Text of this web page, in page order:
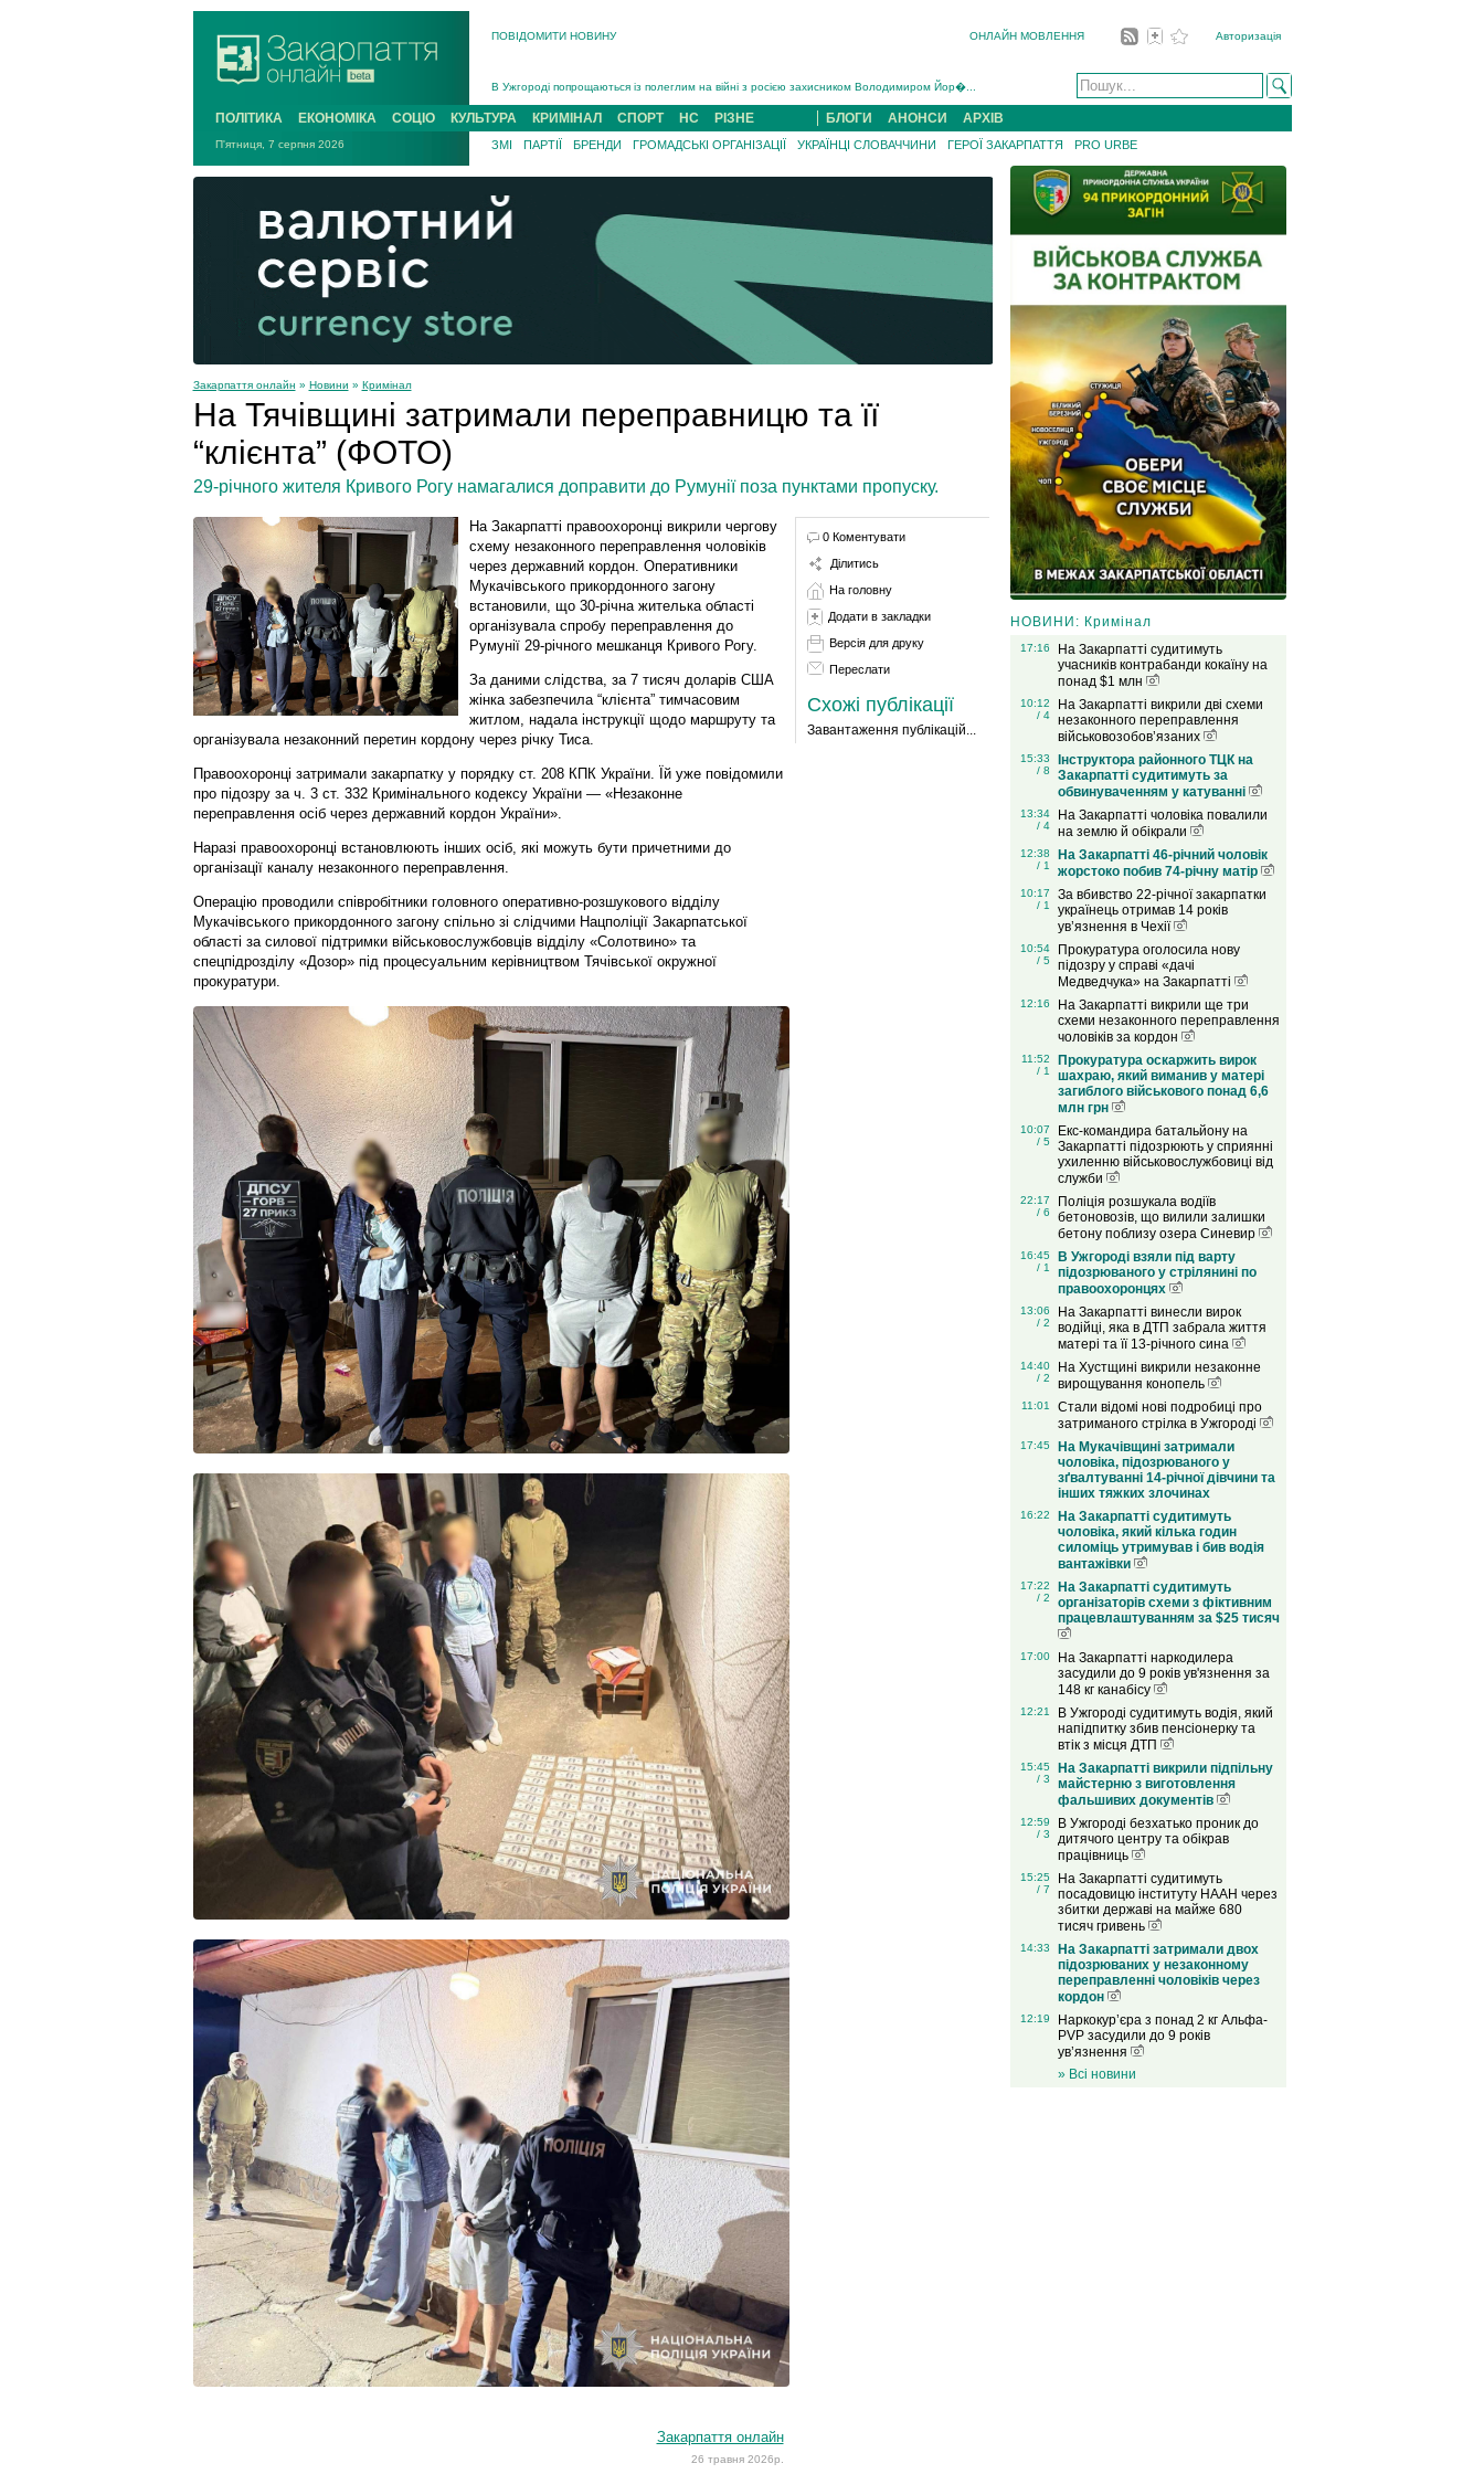
ПОВІДОМИТИ НОВИНУ ОНЛАЙН МОВЛЕННЯ Авторизація
В Ужгороді попрощаються із полеглим на війні з росією захисником Володимиром Йор�...
В Ужгороді 5 серпня попрощаються із захисником Богданом Югасом, який два роки �...
Підтвердили загибель захисника із Нанкова на Хустщині Юліана Гербея (ФОТО)[/gree...
На війні з рф поліг військовий з Виноградова Ігнат Роздяловський (ФОТО)...
На Хустщині внаслідок ДТП за участі трьох авто постраждали 13 людей (ФОТО)...
Інструктора районного ТЦК на Закарпатті судитимуть за обвинувачен...
ПОЛІТИКА ЕКОНОМІКА СОЦІО КУЛЬТУРА КРИМІНАЛ СПОРТ НС РІЗНЕ БЛОГИ АНОНСИ АРХІВ
П'ятниця, 7 серпня 2026 ЗМІ ПАРТІЇ БРЕНДИ ГРОМАДСЬКІ ОРГАНІЗАЦІЇ УКРАЇНЦІ СЛОВАЧЧИНИ ГЕРОЇ ЗАКАРПАТТЯ PRO URBE
Закарпаття онлайн » Новини » Кримінал
На Тячівщині затримали переправницю та її
“клієнта” (ФОТО)
29-річного жителя Кривого Рогу намагалися доправити до Румунії поза пунктами пропуску.
На Закарпатті правоохоронці викрили чергову
схему незаконного переправлення чоловіків
через державний кордон. Оперативники
Мукачівського прикордонного загону
встановили, що 30-річна жителька області
організувала спробу переправлення до
Румунії 29-річного мешканця Кривого Рогу.
За даними слідства, за 7 тисяч доларів США
жінка забезпечила “клієнта” тимчасовим
житлом, надала інструкції щодо маршруту та
організувала незаконний перетин кордону через річку Тиса.
Правоохоронці затримали закарпатку у порядку ст. 208 КПК України. Їй уже повідомили
про підозру за ч. 3 ст. 332 Кримінального кодексу України — «Незаконне
переправлення осіб через державний кордон України».
Наразі правоохоронці встановлюють інших осіб, які можуть бути причетними до
організації каналу незаконного переправлення.
Операцію проводили співробітники головного оперативно-розшукового відділу
Мукачівського прикордонного загону спільно зі слідчими Нацполіції Закарпатської
області за силової підтримки військовослужбовців відділу «Солотвино» та
спецпідрозділу «Дозор» під процесуальним керівництвом Тячівської окружної
прокуратури.
Закарпаття онлайн
26 травня 2026р.
0 Коментувати
Ділитись
На головну
Додати в закладки
Версія для друку
Переслати
Схожі публікації
Завантаження публікацій...
НОВИНИ: Кримінал
17:16
На Закарпатті судитимуть
учасників контрабанди кокаїну на
понад $1 млн
10:12
/ 4
На Закарпатті викрили дві схеми
незаконного переправлення
військовозобов’язаних
15:33
/ 8
Інструктора районного ТЦК на
Закарпатті судитимуть за
обвинуваченням у катуванні
13:34
/ 4
На Закарпатті чоловіка повалили
на землю й обікрали
12:38
/ 1
На Закарпатті 46-річний чоловік
жорстоко побив 74-річну матір
10:17
/ 1
За вбивство 22-річної закарпатки
українець отримав 14 років
ув’язнення в Чехії
10:54
/ 5
Прокуратура оголосила нову
підозру у справі «дачі
Медведчука» на Закарпатті
12:16
На Закарпатті викрили ще три
схеми незаконного переправлення
чоловіків за кордон
11:52
/ 1
Прокуратура оскаржить вирок
шахраю, який виманив у матері
загиблого військового понад 6,6
млн грн
10:07
/ 5
Екс-командира батальйону на
Закарпатті підозрюють у сприянні
ухиленню військовослужбовиці від
служби
22:17
/ 6
Поліція розшукала водіїв
бетоновозів, що вилили залишки
бетону поблизу озера Синевир
16:45
/ 1
В Ужгороді взяли під варту
підозрюваного у стрілянині по
правоохоронцях
13:06
/ 2
На Закарпатті винесли вирок
водійці, яка в ДТП забрала життя
матері та її 13-річного сина
14:40
/ 2
На Хустщині викрили незаконне
вирощування конопель
11:01
Стали відомі нові подробиці про
затриманого стрілка в Ужгороді
17:45
На Мукачівщині затримали
чоловіка, підозрюваного у
зґвалтуванні 14-річної дівчини та
інших тяжких злочинах
16:22
На Закарпатті судитимуть
чоловіка, який кілька годин
силоміць утримував і бив водія
вантажівки
17:22
/ 2
На Закарпатті судитимуть
організаторів схеми з фіктивним
працевлаштуванням за $25 тисяч
17:00
На Закарпатті наркодилера
засудили до 9 років ув'язнення за
148 кг канабісу
12:21
В Ужгороді судитимуть водія, який
напідпитку збив пенсіонерку та
втік з місця ДТП
15:45
/ 3
На Закарпатті викрили підпільну
майстерню з виготовлення
фальшивих документів
12:59
/ 3
В Ужгороді безхатько проник до
дитячого центру та обікрав
працівниць
15:25
/ 7
На Закарпатті судитимуть
посадовицю інституту НААН через
збитки державі на майже 680
тисяч гривень
14:33
На Закарпатті затримали двох
підозрюваних у незаконному
переправленні чоловіків через
кордон
12:19
Наркокур’єра з понад 2 кг Альфа-
PVP засудили до 9 років
ув’язнення
» Всі новини